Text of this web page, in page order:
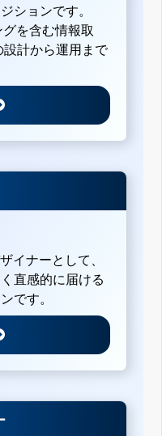
ションです。
を含む情報取
計から運用まで
イナーとして、
直感的に届ける
です。